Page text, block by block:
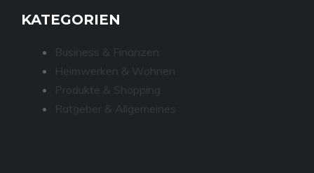
KATEGORIEN
Business & Finanzen
Heimwerken & Wohnen
Produkte & Shopping
Ratgeber & Allgemeines